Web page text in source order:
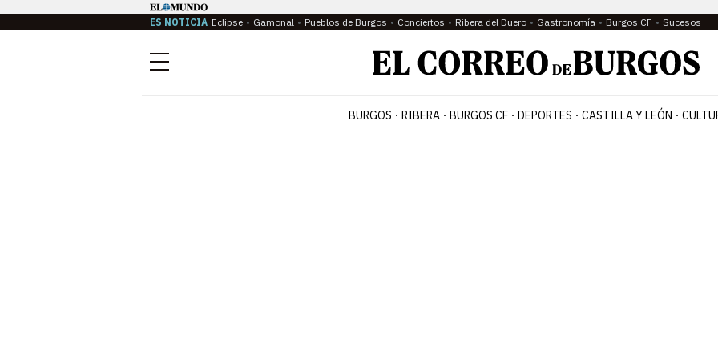
ES NOTICIA Eclipse Gamonal Pueblos de Burgos Conciertos Ribera del Duero Gastronomía Burgos CF Sucesos
Menú
BURGOS RIBERA BURGOS CF DEPORTES CASTILLA Y LEÓN